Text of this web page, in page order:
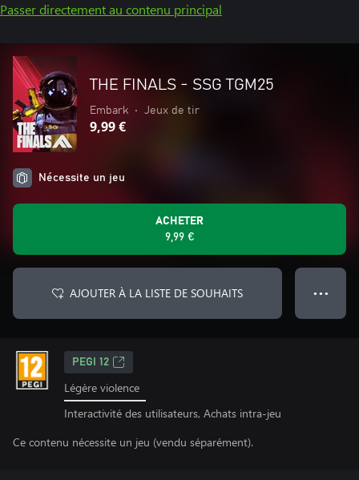
Passer directement au contenu principal
THE FINALS - SSG TGM25
Embark • Jeux de tir
9,99 €
Nécessite un jeu
ACHETER
9,99 €
AJOUTER À LA LISTE DE SOUHAITS ● ● ●
PEGI 12
Légère violence
Interactivité des utilisateurs, Achats intra-jeu
Ce contenu nécessite un jeu (vendu séparément).